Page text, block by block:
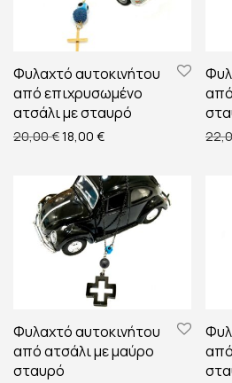
Φυλαχτό αυτοκινήτου
από επιχρυσωμένο
ατσάλι με σταυρό
20,00€Original price was: 20,00 €.
18,00 €Η τρέχουσα τιμή
Φυλαχτό αυτοκινήτου
από ατσάλι με μαύρο
σταυρό